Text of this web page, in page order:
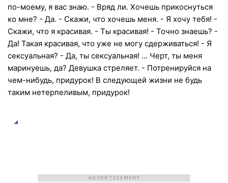
по-моему, я вас знаю. - Вряд ли. Хочешь прикоснуться
ко мне? - Да. - Скажи, что хочешь меня. - Я хочу тебя! -
Скажи, что я красивая. - Ты красивая! - Точно знаешь? -
Да! Такая краcивая, что уже не могу сдерживаться! - Я
сексуальная? - Да, ты сексуальная! ... Черт, ты меня
маринуешь, да? Девушка стреляет. - Потренируйся на
чем-нибудь, придурок! В следующей жизни не будь
таким нетерпеливым, придурок!